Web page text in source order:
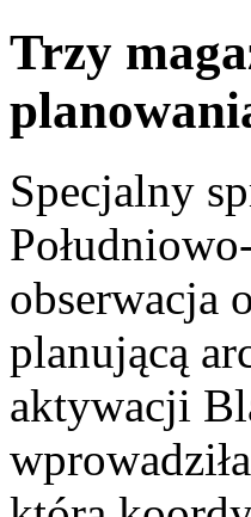
Trzy
Specjalny
obserwacja
planującą
aktywacji